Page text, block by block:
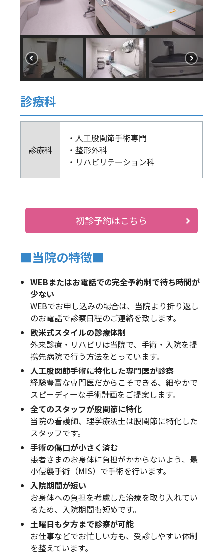
診療科
診療科
・人工股関節手術専門
・整形外科
・リハビリテーション科
初診予約はこちら
■当院の特徴■
WEBまたはお電話での完全予約制で待ち時間が
少ない
WEBでお申し込みの場合は、当院より折り返し
のお電話で診察日程のご連絡を致します。
欧米式スタイルの診療体制
外来診療・リハビリは当院で、手術・入院を提
携先病院で行う方法をとっています。
人工股関節手術に特化した専門医が診察
経験豊富な専門医だからこそできる、細やかで
スピーディーな手術計画をご提案します。
全てのスタッフが股関節に特化
当院の看護師、理学療法士は股関節に特化した
スタッフです。
手術の傷口が小さく済む
患者さまのお身体に負担がかからないよう、最
小侵襲手術（MIS）で手術を行います。
入院期間が短い
お身体への負担を考慮した治療を取り入れてい
るため、入院期間も短めです。
土曜日も夕方まで診察が可能
お仕事などでお忙しい方も、受診しやすい体制
を整えています。